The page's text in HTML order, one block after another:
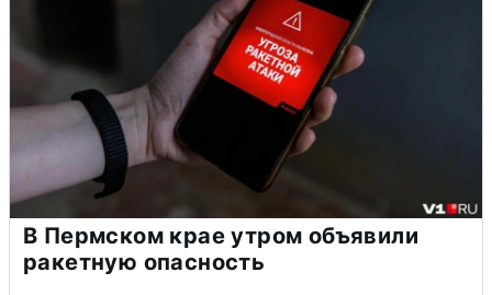
В Пермском крае утром объявили
ракетную опасность